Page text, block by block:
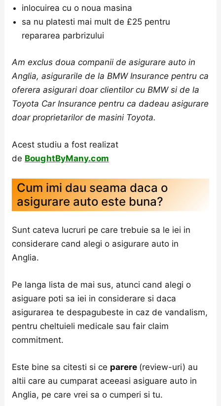
inlocuirea cu o noua masina
sa nu platesti mai mult de £25 pentru
repararea parbrizului
Am exclus doua companii de asigurare auto in
Anglia, asigurarile de la BMW Insurance pentru ca
oferera asigurari doar clientilor cu BMW si de la
Toyota Car Insurance pentru ca dadeau asigurare
doar proprietarilor de masini Toyota.
Acest studiu a fost realizat
de BoughtByMany.com
Cum imi dau seama daca o
asigurare auto este buna?
Sunt cateva lucruri pe care trebuie sa le iei in
considerare cand alegi o asigurare auto in
Anglia.
Pe langa lista de mai sus, atunci cand alegi o
asiguare poti sa iei in considerare si daca
asigurarea te despagubeste in caz de vandalism,
pentru cheltuieli medicale sau fair claim
commitment.
Este bine sa citesti si ce parere (review-uri) au
altii care au cumparat aceeasi asiguare auto in
Anglia, pe care vrei sa o cumperi si tu.